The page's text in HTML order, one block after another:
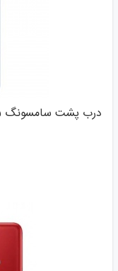
درب پشت سامسونگ SAMSUNG GALAXY A02S / A025